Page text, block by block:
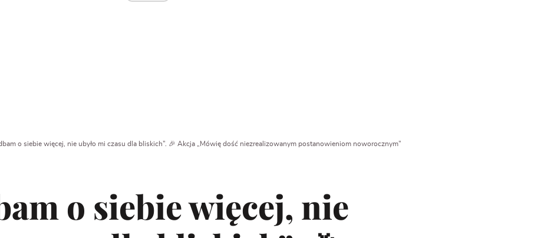
dbam o siebie więcej, nie ubyło mi czasu dla bliskich”. 🎉 Akcja „Mówię dość niezrealizowanym postanowieniom noworocznym”
o siebie więcej, nie